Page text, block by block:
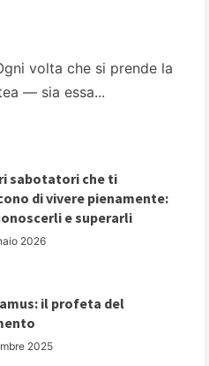
volta che si prende la
— sia essa...
sabotatori che ti
di vivere pienamente:
e superarli
2026
il profeta del
2025